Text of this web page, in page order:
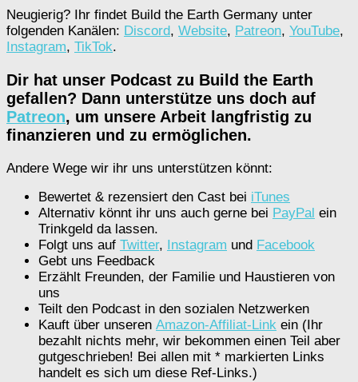
Neugierig? Ihr findet Build the Earth Germany unter
folgenden Kanälen: Discord, Website, Patreon, YouTube,
Instagram, TikTok.
Dir hat unser Podcast zu Build the Earth
gefallen? Dann unterstütze uns doch auf
Patreon, um unsere Arbeit langfristig zu
finanzieren und zu ermöglichen.
Andere Wege wir ihr uns unterstützen könnt:
Bewertet & rezensiert den Cast bei iTunes
Alternativ könnt ihr uns auch gerne bei PayPal ein
Trinkgeld da lassen.
Folgt uns auf Twitter, Instagram und Facebook
Gebt uns Feedback
Erzählt Freunden, der Familie und Haustieren von
uns
Teilt den Podcast in den sozialen Netzwerken
Kauft über unseren Amazon-Affiliat-Link ein (Ihr
bezahlt nichts mehr, wir bekommen einen Teil aber
gutgeschrieben! Bei allen mit * markierten Links
handelt es sich um diese Ref-Links.)